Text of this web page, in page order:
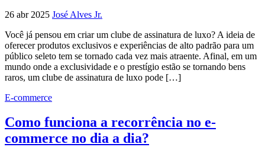
26 abr 2025 José Alves Jr.
Você já pensou em criar um clube de assinatura de luxo? A ideia de
oferecer produtos exclusivos e experiências de alto padrão para um
público seleto tem se tornado cada vez mais atraente. Afinal, em um
mundo onde a exclusividade e o prestígio estão se tornando bens
raros, um clube de assinatura de luxo pode […]
E-commerce
Como funciona a recorrência no e-
commerce no dia a dia?